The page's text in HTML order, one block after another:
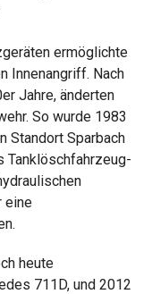
ermöglichte
Innenangriff. Nach
Jahre, änderten
So wurde 1983
Standort Sparbach
Tanklöschfahrzeug-
eine
heute
711D, und 2012